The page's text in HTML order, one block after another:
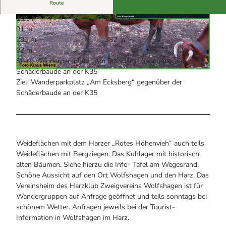
Bogenschiessen in Hohegeiss
Noch lange nicht Schicht im Schacht
Die Eisflüsterer: Harzer Falken
Wanderführer Jörg Kühnhold
Informationen für Gastgeberinnen
Kulinarik
Einkaufen
Webcams
© Harzklub Wolfshagen, Foto: Klaus Wiens
© Volksbank Arena Harz, Harz: Magische Gebir
gswelt
© Harzklub Wolfshagen, Foto: Klaus Wiens
Route
1:25 h
5,05 km
91 m
91 m
290 m
382 m
92 m
Start: Wanderparkplatz „Am Ecksberg“ gegenüber der
Schäderbaude an der K35
Ziel: Wanderparkplatz „Am Ecksberg“ gegenüber der
Schäderbaude an der K35
Weideflächen mit dem Harzer „Rotes Höhenvieh“ auch teils
Weideflächen mit Bergziegen. Das Kuhlager mit historisch
alten Bäumen. Siehe hierzu die Info- Tafel am Wegesrand.
Schöne Aussicht auf den Ort Wolfshagen und den Harz. Das
Vereinsheim des Harzklub Zweigvereins Wolfshagen ist für
Wandergruppen auf Anfrage geöffnet und teils sonntags bei
schönem Wetter. Anfragen jeweils bei der Tourist-
Information in Wolfshagen im Harz.